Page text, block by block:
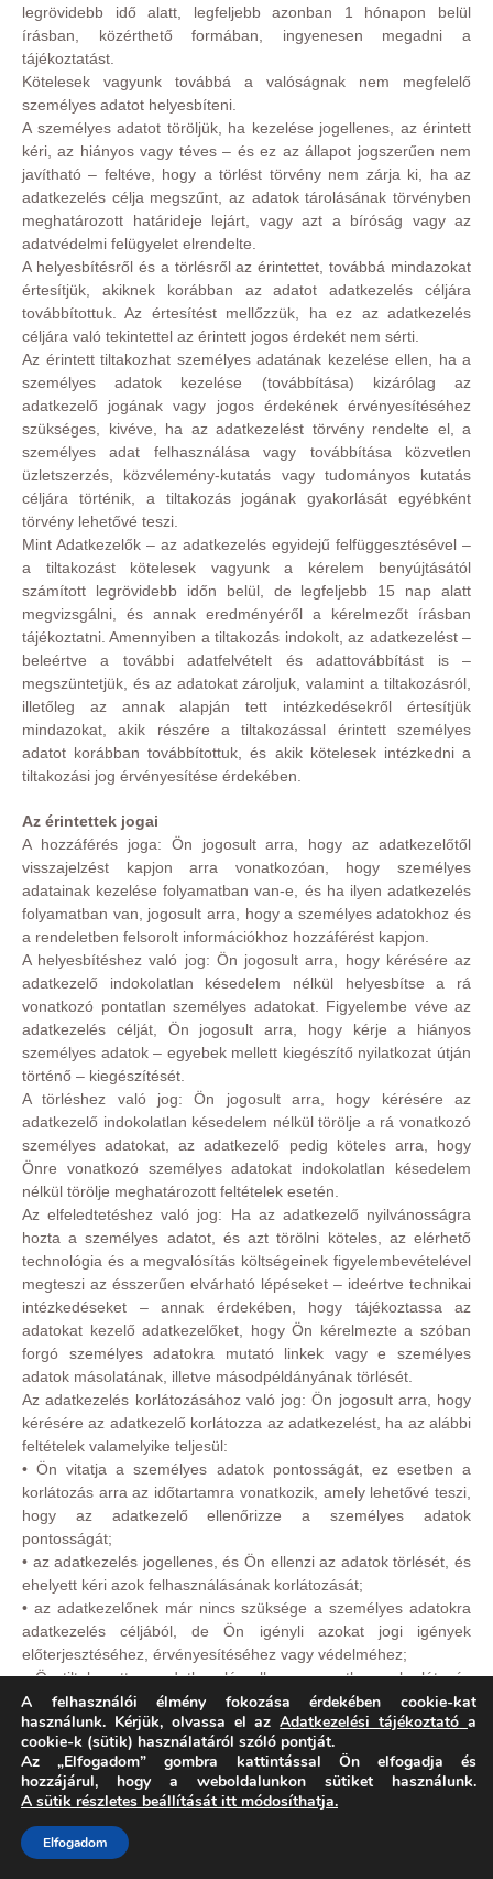
legrövidebb idő alatt, legfeljebb azonban 1 hónapon belül
írásban, közérthető formában, ingyenesen megadni a
tájékoztatást.
Kötelesek vagyunk továbbá a valóságnak nem megfelelő
személyes adatot helyesbíteni.
A személyes adatot töröljük, ha kezelése jogellenes, az érintett
kéri, az hiányos vagy téves – és ez az állapot jogszerűen nem
javítható – feltéve, hogy a törlést törvény nem zárja ki, ha az
adatkezelés célja megszűnt, az adatok tárolásának törvényben
meghatározott határideje lejárt, vagy azt a bíróság vagy az
adatvédelmi felügyelet elrendelte.
A helyesbítésről és a törlésről az érintettet, továbbá mindazokat
értesítjük, akiknek korábban az adatot adatkezelés céljára
továbbítottuk. Az értesítést mellőzzük, ha ez az adatkezelés
céljára való tekintettel az érintett jogos érdekét nem sérti.
Az érintett tiltakozhat személyes adatának kezelése ellen, ha a
személyes adatok kezelése (továbbítása) kizárólag az
adatkezelő jogának vagy jogos érdekének érvényesítéséhez
szükséges, kivéve, ha az adatkezelést törvény rendelte el, a
személyes adat felhasználása vagy továbbítása közvetlen
üzletszerzés, közvélemény-kutatás vagy tudományos kutatás
céljára történik, a tiltakozás jogának gyakorlását egyébként
törvény lehetővé teszi.
Mint Adatkezelők – az adatkezelés egyidejű felfüggesztésével –
a tiltakozást kötelesek vagyunk a kérelem benyújtásától
számított legrövidebb időn belül, de legfeljebb 15 nap alatt
megvizsgálni, és annak eredményéről a kérelmezőt írásban
tájékoztatni. Amennyiben a tiltakozás indokolt, az adatkezelést –
beleértve a további adatfelvételt és adattovábbítást is –
megszüntetjük, és az adatokat zároljuk, valamint a tiltakozásról,
illetőleg az annak alapján tett intézkedésekről értesítjük
mindazokat, akik részére a tiltakozással érintett személyes
adatot korábban továbbítottuk, és akik kötelesek intézkedni a
tiltakozási jog érvényesítése érdekében.
Az érintettek jogai
A hozzáférés joga: Ön jogosult arra, hogy az adatkezelőtől
visszajelzést kapjon arra vonatkozóan, hogy személyes
adatainak kezelése folyamatban van-e, és ha ilyen adatkezelés
folyamatban van, jogosult arra, hogy a személyes adatokhoz és
a rendeletben felsorolt információkhoz hozzáférést kapjon.
A helyesbítéshez való jog: Ön jogosult arra, hogy kérésére az
adatkezelő indokolatlan késedelem nélkül helyesbítse a rá
vonatkozó pontatlan személyes adatokat. Figyelembe véve az
adatkezelés célját, Ön jogosult arra, hogy kérje a hiányos
személyes adatok – egyebek mellett kiegészítő nyilatkozat útján
történő – kiegészítését.
A törléshez való jog: Ön jogosult arra, hogy kérésére az
adatkezelő indokolatlan késedelem nélkül törölje a rá vonatkozó
személyes adatokat, az adatkezelő pedig köteles arra, hogy
Önre vonatkozó személyes adatokat indokolatlan késedelem
nélkül törölje meghatározott feltételek esetén.
Az elfeledtetéshez való jog: Ha az adatkezelő nyilvánosságra
hozta a személyes adatot, és azt törölni köteles, az elérhető
technológia és a megvalósítás költségeinek figyelembevételével
megteszi az ésszerűen elvárható lépéseket – ideértve technikai
intézkedéseket – annak érdekében, hogy tájékoztassa az
adatokat kezelő adatkezelőket, hogy Ön kérelmezte a szóban
forgó személyes adatokra mutató linkek vagy e személyes
adatok másolatának, illetve másodpéldányának törlését.
Az adatkezelés korlátozásához való jog: Ön jogosult arra, hogy
kérésére az adatkezelő korlátozza az adatkezelést, ha az alábbi
feltételek valamelyike teljesül:
• Ön vitatja a személyes adatok pontosságát, ez esetben a
korlátozás arra az időtartamra vonatkozik, amely lehetővé teszi,
hogy az adatkezelő ellenőrizze a személyes adatok
pontosságát;
• az adatkezelés jogellenes, és Ön ellenzi az adatok törlését, és
ehelyett kéri azok felhasználásának korlátozását;
• az adatkezelőnek már nincs szüksége a személyes adatokra
adatkezelés céljából, de Ön igényli azokat jogi igények
előterjesztéséhez, érvényesítéséhez vagy védelméhez;
• Ön tiltakozott az adatkezelés ellen; ez esetben a korlátozás
arra az időtartamra vonatkozik, amíg megállapításra nem kerül,
hogy az adatkezelő jogos indokai elsőbbséget élveznek-e Ön
jogos indokaival szemben.
Az adathordozhatósághoz való jog: Ön jogosult arra, hogy a rá
vonatkozó, általa egy adatkezelő rendelkezésére bocsátott
olvasható formátumban megkapja, továbbá jogosult arra, hogy
ezeket az adatokat egy másik adatkezelőnek továbbítsa anélkül,
A felhasználói élmény fokozása érdekében cookie-kat
használunk. Kérjük, olvassa el azAdatkezelési tájékoztató a
cookie-k (sütik) használatáról szóló pontját.
Az „Elfogadom” gombra kattintással Ön elfogadja és
hozzájárul, hogy a weboldalunkon sütiket használunk.
A sütik részletes beállítását itt módosíthatja.
Elfogadom